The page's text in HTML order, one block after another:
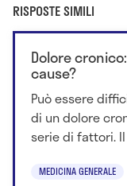
RISPOSTE SIMILI
Dolore
cause?
Può essere
di un dolore
serie di fattori.
MEDICINA GENERALE